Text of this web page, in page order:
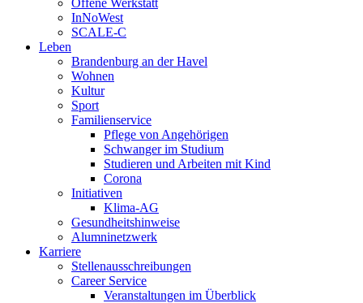
Offene Werkstatt
InNoWest
SCALE-C
Leben
Brandenburg an der Havel
Wohnen
Kultur
Sport
Familienservice
Pflege von Angehörigen
Schwanger im Studium
Studieren und Arbeiten mit Kind
Corona
Initiativen
Klima-AG
Gesundheitshinweise
Alumninetzwerk
Karriere
Stellenausschreibungen
Career Service
Veranstaltungen im Überblick